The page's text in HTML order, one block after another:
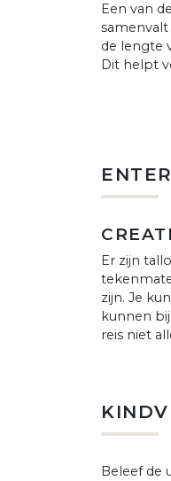
Een van
de lengte
Dit helpt
Er zijn
zijn. Je
kunnen
reis niet
Beleef de